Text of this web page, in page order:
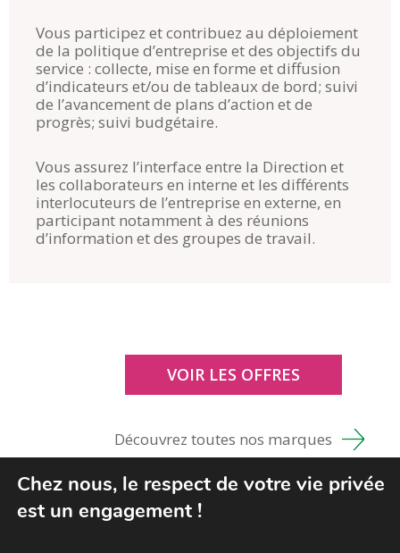
Vous participez et contribuez au déploiement
de la politique d’entreprise et des objectifs du
service : collecte, mise en forme et diffusion
d’indicateurs et/ou de tableaux de bord; suivi
de l’avancement de plans d’action et de
progrès; suivi budgétaire.
Vous assurez l’interface entre la Direction et
les collaborateurs en interne et les différents
interlocuteurs de l’entreprise en externe, en
participant notamment à des réunions
d’information et des groupes de travail.
VOIR LES OFFRES
Découvrez toutes nos marques
Chez nous, le respect de votre vie privée
est un engagement !